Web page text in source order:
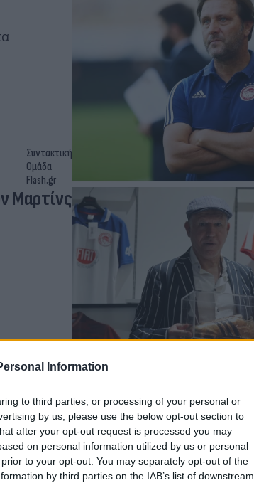
Information
to third parties, or processing of your personal or
by us, please use the below opt-out section to
after your opt-out request is processed you may
on personal information utilized by us or personal
to your opt-out. You may separately opt-out of the
by third parties on the IAB’s list of downstream
Συντακτική
Ομάδα
Flash.gr
Μαρτίνς
έχουν